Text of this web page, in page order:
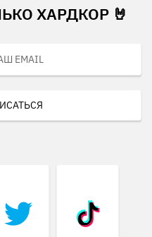
ХАРДКОР 🤘